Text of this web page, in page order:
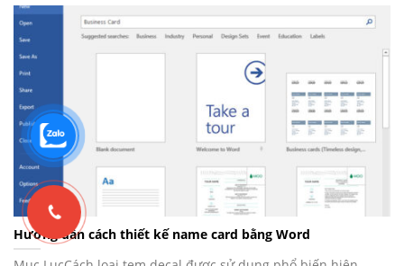
Hướng dẫn cách thiết kế name card bằng Word